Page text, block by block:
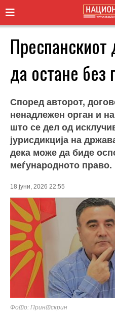
да остане без
Според авторот,
ненадлежен орган и
што се дел од
јурисдикција на
дека може да биде
меѓународното право.
18 јуни, 2026 22:55
Фото: Принтскрин